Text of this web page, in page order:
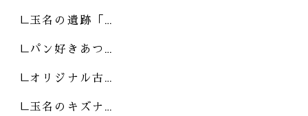
玉名の遺跡「…
パン好きあつ…
オリジナル古…
玉名のキズナ…